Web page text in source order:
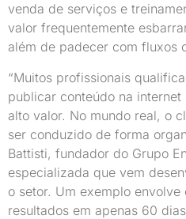
venda de serviços e
valor frequentemente
além de padecer com fluxos
“Muitos profissionais
publicar conteúdo na
alto valor. No mundo real, o
ser conduzido de forma
Battisti, fundador do Grupo
especializada que vem
o setor. Um exemplo
resultados em apenas 60